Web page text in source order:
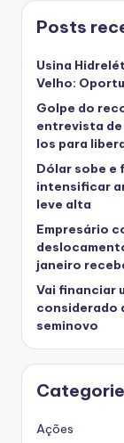
Posts
Usina
Velho:
Golpe do
entrevista de
los para
Dólar sobe e
intensificar
leve alta
Empresário
janeiro
Vai financiar
considerado
seminovo
Ações